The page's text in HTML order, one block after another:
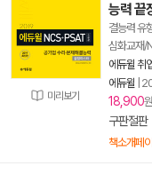
미리보기
능력 끝
결능력 유
심화교재/
에듀윌 취
에듀윌
18,900
구판절판
책소개페